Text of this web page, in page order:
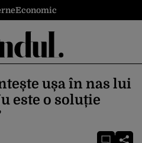
Economic
ușa în nas lui
este o soluție